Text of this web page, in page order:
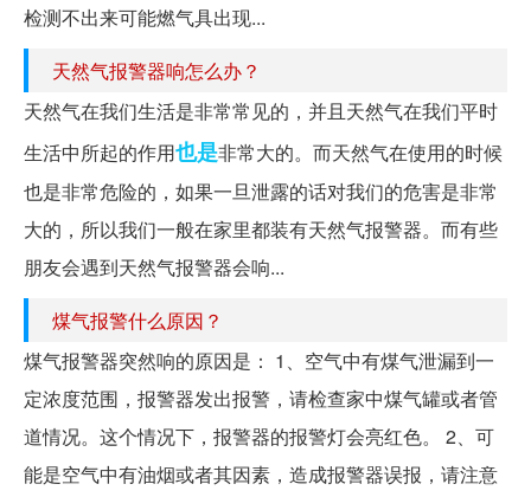
检测不出来可能燃气具出现...
天然气报警器响怎么办？
天然气在我们生活是非常常见的，并且天然气在我们平时
生活中所起的作用也是非常大的。而天然气在使用的时候
也是非常危险的，如果一旦泄露的话对我们的危害是非常
大的，所以我们一般在家里都装有天然气报警器。而有些
朋友会遇到天然气报警器会响...
煤气报警什么原因？
煤气报警器突然响的原因是： 1、空气中有煤气泄漏到一
定浓度范围，报警器发出报警，请检查家中煤气罐或者管
道情况。这个情况下，报警器的报警灯会亮红色。 2、可
能是空气中有油烟或者其因素，造成报警器误报，请注意